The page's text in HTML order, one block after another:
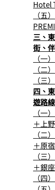
Hotel
（五
三、
街、
（一
（二
（三
四、
遊路
（一
＋上野
（二
＋原
（三
＋銀座
（四